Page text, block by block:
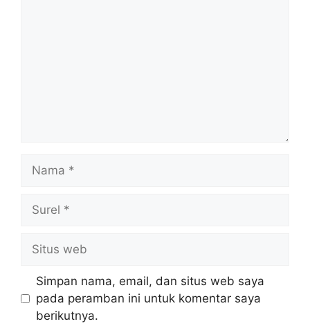
Simpan nama, email, dan situs web saya
pada peramban ini untuk komentar saya
berikutnya.